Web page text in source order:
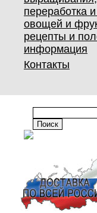
переработка
овощей и
рецепты и
информация
Контакты